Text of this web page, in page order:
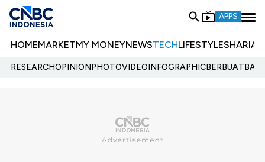
APPS
HOMEMARKETMY MONEYNEWSTECHLIFESTYLESHARIA
RESEARCHOPINIONPHOTOVIDEOINFOGRAPHIC